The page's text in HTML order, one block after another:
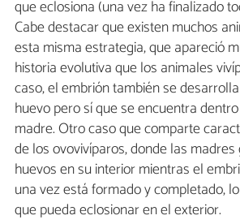
que eclosiona (una vez ha finalizado
Cabe destacar que existen muchos
esta misma estrategia, que apareció
historia evolutiva que los animales
caso, el embrión también se
huevo pero sí que se encuentra
madre. Otro caso que comparte
de los ovovivíparos, donde las
huevos en su interior mientras el
una vez está formado y completado,
que pueda eclosionar en el exterior.